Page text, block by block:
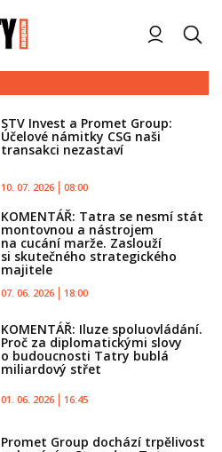
STV Invest a Promet Group:
Účelové námitky CSG naši
transakci nezastaví
10. 07. 2026 08:00
KOMENTÁŘ: Tatra se nesmí stát
montovnou a nástrojem
na cucání marže. Zaslouží
si skutečného strategického
majitele
07. 06. 2026 18:00
KOMENTÁŘ: Iluze spoluovládání.
Proč za diplomatickými slovy
o budoucnosti Tatry bublá
miliardový střet
01. 06. 2026 16:45
Promet Group dochází trpělivost